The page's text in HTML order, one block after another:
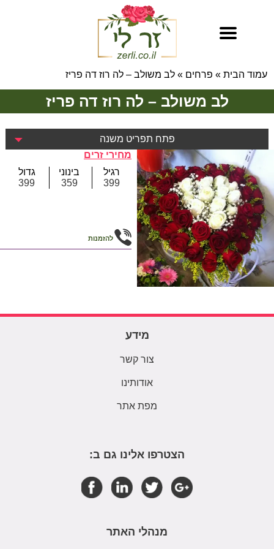
עמוד הבית » פרחים » לב משולב – לה רוז דה פריז
לב משולב – לה רוז דה פריז
פתח תפריט משנה
מחירי זרים
רגיל
399
בינוני
359
גדול
399
להזמנות
מידע
צור קשר
אודותינו
מפת אתר
הצטרפו אלינו גם ב:
מנהלי האתר